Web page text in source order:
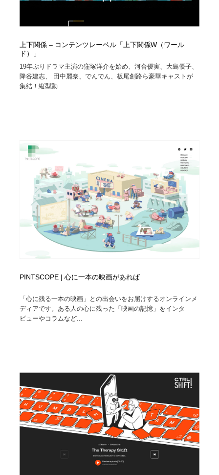
上下関係 – コンテンツレーベル「上下関係W（ワール
ド）」
19年ぶりドラマ主演の窪塚洋介を始め、河合優実、大島優子、
降谷建志、 田中麗奈、でんでん、板尾創路ら豪華キャストが
集結！縦型動...
PINTSCOPE | 心に一本の映画があれば
「心に残る一本の映画」との出会いをお届けするオンラインメ
ディアです。ある人の心に残った「映画の記憶」をインタ
ビューやコラムなど...